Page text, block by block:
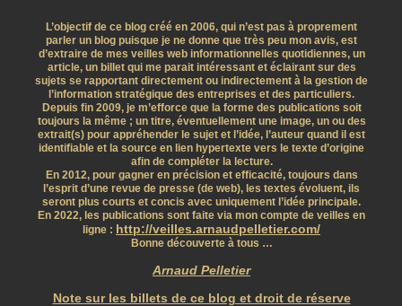
L’objectif de ce blog créé en 2006, qui n’est pas à proprement
parler un blog puisque je ne donne que très peu mon avis, est
d’extraire de mes veilles web informationnelles quotidiennes, un
article, un billet qui me parait intéressant et éclairant sur des
sujets se rapportant directement ou indirectement à la gestion de
l’information stratégique des entreprises et des particuliers.
Depuis fin 2009, je m’efforce que la forme des publications soit
toujours la même ; un titre, éventuellement une image, un ou des
extrait(s) pour appréhender le sujet et l’idée, l’auteur quand il est
identifiable et la source en lien hypertexte vers le texte d’origine
afin de compléter la lecture.
En 2012, pour gagner en précision et efficacité, toujours dans
l’esprit d’une revue de presse (de web), les textes évoluent, ils
seront plus courts et concis avec uniquement l’idée principale.
En 2022, les publications sont faite via mon compte de veilles en
ligne : http://veilles.arnaudpelletier.com/
Bonne découverte à tous …
Arnaud Pelletier
Note sur les billets de ce blog et droit de réserve